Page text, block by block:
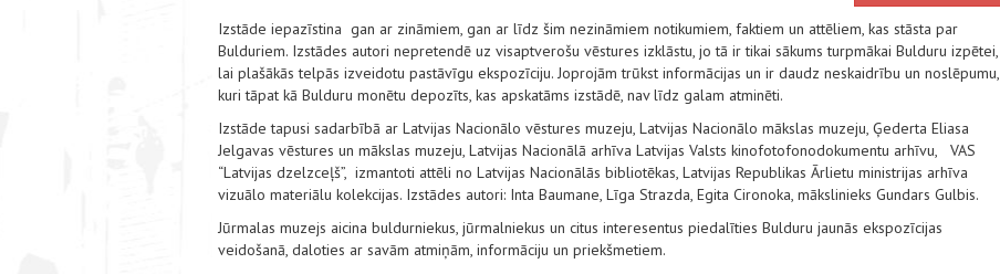
Izstāde iepazīstina gan ar zināmiem, gan ar līdz šim nezināmiem notikumiem, faktiem un attēliem, kas stāsta par
Bulduriem. Izstādes autori nepretendē uz visaptverošu vēstures izklāstu, jo tā ir tikai sākums turpmākai Bulduru izpētei,
lai plašākās telpās izveidotu pastāvīgu ekspozīciju. Joprojām trūkst informācijas un ir daudz neskaidrību un noslēpumu,
kuri tāpat kā Bulduru monētu depozīts, kas apskatāms izstādē, nav līdz galam atminēti.
Izstāde tapusi sadarbībā ar Latvijas Nacionālo vēstures muzeju, Latvijas Nacionālo mākslas muzeju, Ģederta Eliasa
Jelgavas vēstures un mākslas muzeju, Latvijas Nacionālā arhīva Latvijas Valsts kinofotofonodokumentu arhīvu, VAS
“Latvijas dzelzceļš”, izmantoti attēli no Latvijas Nacionālās bibliotēkas, Latvijas Republikas Ārlietu ministrijas arhīva
vizuālo materiālu kolekcijas. Izstādes autori: Inta Baumane, Līga Strazda, Egita Cironoka, mākslinieks Gundars Gulbis.
Jūrmalas muzejs aicina buldurniekus, jūrmalniekus un citus interesentus piedalīties Bulduru jaunās ekspozīcijas
veidošanā, daloties ar savām atmiņām, informāciju un priekšmetiem.